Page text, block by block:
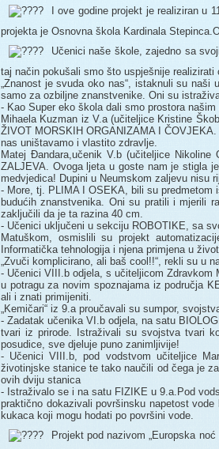
I ove godine projekt je realiziran u
projekta je Osnovna škola Kardinala
Učenici naše škole, zajedno sa
taj način pokušali smo što uspješnije
„Znanost je svuda oko nas“, istaknuli su naši
samo za ozbiljne znanstvenike. Oni su
- Kao Super eko škola dali smo prostora
Mihaela Kuzman iz V.a (učiteljice Kristine
ŽIVOT MORSKIH ORGANIZAMA I
nas uništavamo i vlastito zdravlje.
Matej Đandara,učenik V.b (učiteljice
ZALJEVA. Ovoga ljeta u goste nam je stigla
medvjedica! Dupini u Neumskom zaljevu nisu
- More, tj. PLIMA I OSEKA, bili su predmetom
budućih znanstvenika. Oni su pratili i mjerili
zaključili da je ta razina 40 cm.
- Učenici uključeni u sekciju ROBOTIKE, sa
Matuškom, osmislili su projekt
Informatička tehnologija i njena primjena u
„Zvuči komplicirano, ali baš cool!!“, rekli su u
- Učenici VIII.b odjela, s učiteljicom
u potragu za novim spoznajama iz područja
ali i znati primijeniti.
„Kemičari“ iz 9.a proučavali su sumpor,
- Zadatak učenika VI.b odjela, na satu
tvari iz prirode. Istraživali su svojstva tvari
posudice, sve djeluje puno zanimljivije!
- Učenici VIII.b, pod vodstvom učiteljice
životinjske stanice te tako naučili od čega je
ovih dviju stanica
- Istraživalo se i na satu FIZIKE u 9.a.Pod
praktično dokazivali površinsku napetost
kukaca koji mogu hodati po površini vode.
Projekt pod nazivom „Europska